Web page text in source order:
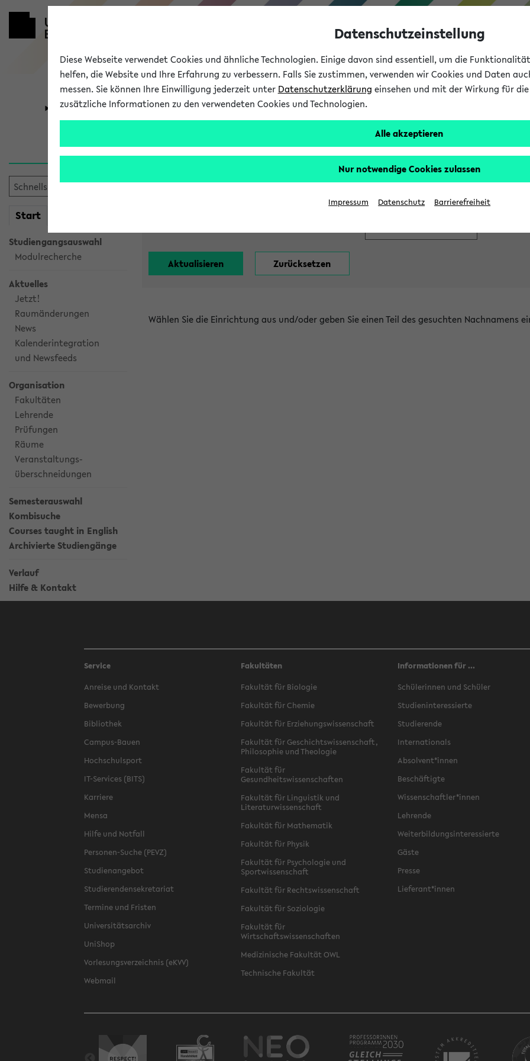
Universität Forschung Studium
Start
Studiengangsauswahl
Modulrecherche
Aktuelles
Jetzt!
Raumänderungen
News
Kalenderintegration
und Newsfeeds
Organisation
Fakultäten
Lehrende
Prüfungen
Räume
Veranstaltungs-
überschneidungen
Semesterauswahl
Kombisuche
Courses taught in English
Archivierte Studiengänge
Verlauf
Hilfe & Kontakt
Alle Lehrenden
Wählen Sie die Einrichtung aus und/oder geben Sie einen Teil des gesuchten Nachnamens
Service
Anreise und Kontakt
Bewerbung
Bibliothek
Campus-Bauen
Hochschulsport
IT-Services (BITS)
Karriere
Mensa
Hilfe und Notfall
Personen-Suche (PEVZ)
Studienangebot
Studierendensekretariat
Termine und Fristen
Universitätsarchiv
UniShop
Vorlesungsverzeichnis (eKVV)
Webmail
Fakultäten
Fakultät für Biologie
Fakultät für Chemie
Fakultät für Erziehungswissenschaft
Fakultät für Geschichtswissenschaft,
Philosophie und Theologie
Fakultät für
Gesundheitswissenschaften
Fakultät für Linguistik und
Literaturwissenschaft
Fakultät für Mathematik
Fakultät für Physik
Fakultät für Psychologie und
Sportwissenschaft
Fakultät für Rechtswissenschaft
Fakultät für Soziologie
Fakultät für
Wirtschaftswissenschaften
Medizinische Fakultät OWL
Technische Fakultät
Informationen für ...
Schülerinnen und Schüler
Studieninteressierte
Studierende
Internationals
Absolvent*innen
Beschäftigte
Wissenschaftler*innen
Lehrende
Weiterbildungsinteressierte
Gäste
Presse
Lieferant*innen
Datenschutzeinstellung
Diese Webseite verwendet Cookies und ähnliche Technologien. Einige davon sind essentiell, um die
helfen, die Website und Ihre Erfahrung zu verbessern. Falls Sie zustimmen, verwenden wir Cookies und Daten
messen. Sie können Ihre Einwilligung jederzeit unter Datenschutzerklärung einsehen und mit der Wirkung für
zusätzliche Informationen zu den verwendeten Cookies und Technologien.
Alle akzeptieren
Nur notwendige Cookies zulassen
Impressum Datenschutz Barrierefreiheit